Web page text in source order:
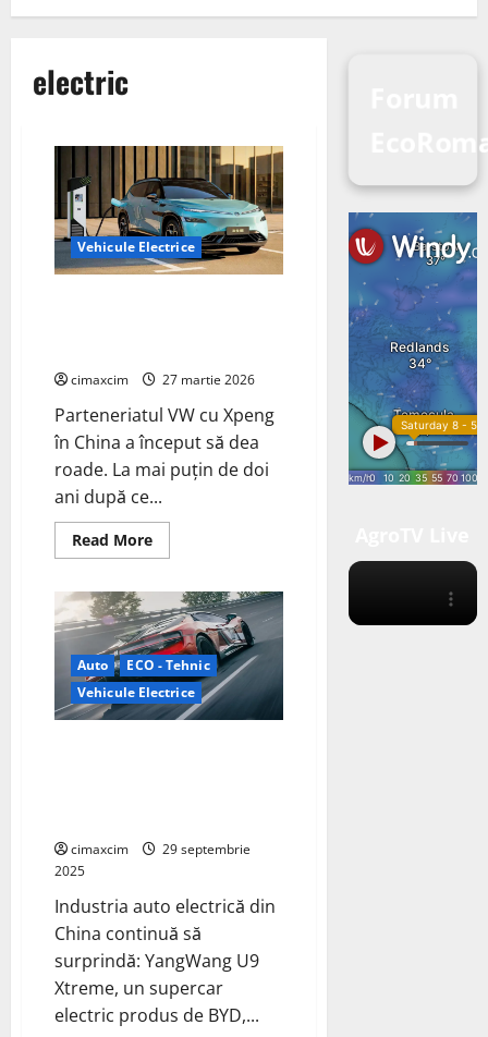
electric
Vehicule Electrice
cimaxcim 27 martie 2026
Parteneriatul VW cu Xpeng
în China a început să dea
roade. La mai puțin de doi
ani după ce...
Read MoreRead
more
mare
și
mai
puternic
SUV
electric
de
până
Auto
ECO - Tehnic
Vehicule Electrice
cimaxcim
29 septembrie
2025
Industria auto electrică din
China continuă să
surprindă: YangWang U9
Xtreme, un supercar
electric produs de BYD,...